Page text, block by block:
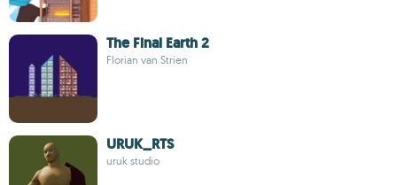
The Final Earth 2
Florian van Strien
URUK_RTS
uruk studio